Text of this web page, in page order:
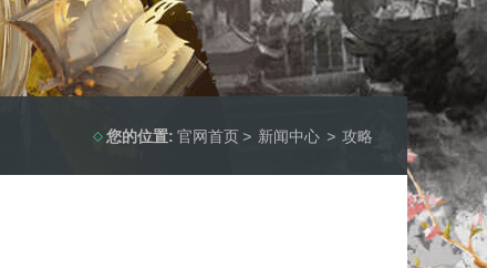
您的位置: 官网首页> 新闻中心 > 攻略